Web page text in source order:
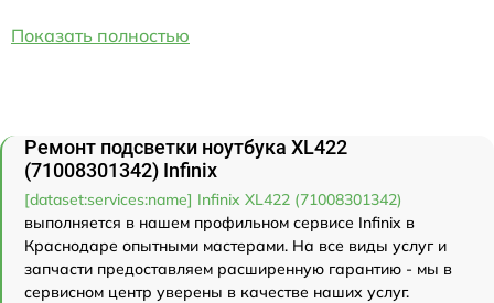
Показать полностью
Ремонт подсветки ноутбука XL422
(71008301342) Infinix
[dataset:services:name] Infinix XL422 (71008301342)
выполняется в нашем профильном сервисе Infinix в
Краснодаре опытными мастерами. На все виды услуг и
запчасти предоставляем расширенную гарантию - мы в
сервисном центр уверены в качестве наших услуг.